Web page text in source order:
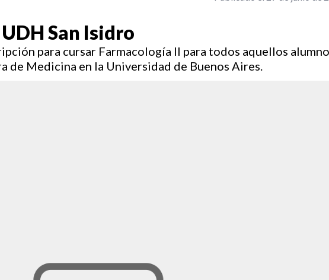
San Isidro
para cursar Farmacología II para todos aquellos
de Medicina en la Universidad de Buenos Aires.